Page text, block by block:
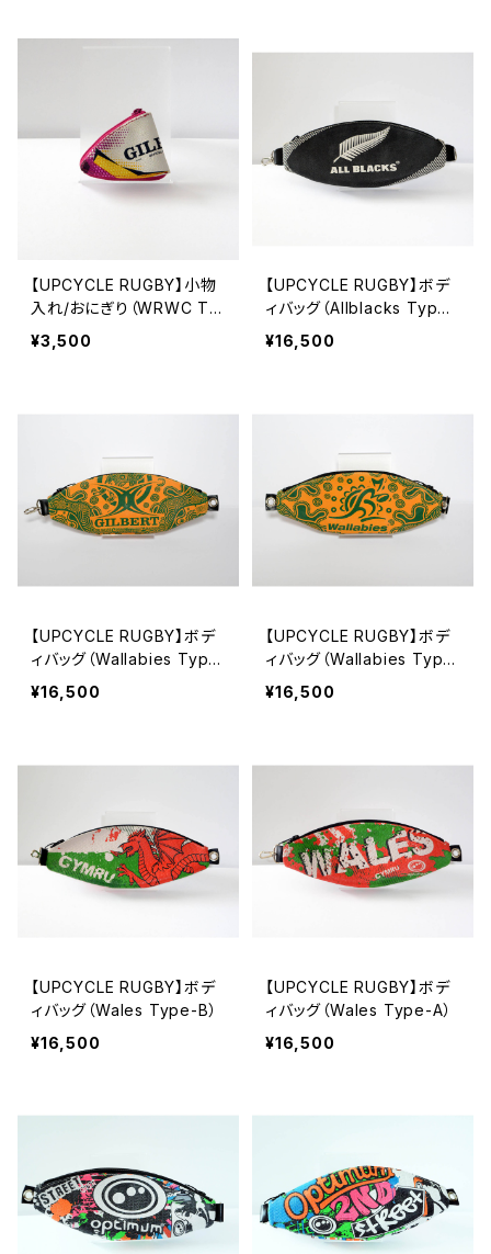
【UPCYCLE RUGBY】小物
入れ/おにぎり（WRWC Ty
pe-A）
¥3,500
【UPCYCLE RUGBY】ボデ
ィバッグ（Allblacks Type-
A）
¥16,500
【UPCYCLE RUGBY】ボデ
ィバッグ（Wallabies Type
-B）
¥16,500
【UPCYCLE RUGBY】ボデ
ィバッグ（Wallabies Type
-A）
¥16,500
【UPCYCLE RUGBY】ボデ
ィバッグ（Wales Type-B）
¥16,500
【UPCYCLE RUGBY】ボデ
ィバッグ（Wales Type-A）
¥16,500